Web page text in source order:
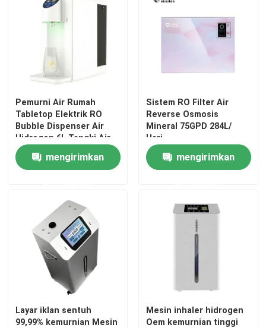
Pemurni Air Rumah
Tabletop Elektrik RO
Bubble Dispenser Air
Hidrogen 6L Tangki Air
mengirimkan
Sistem RO Filter Air
Reverse Osmosis
Mineral 75GPD 284L/
Hari
mengirimkan
Layar iklan sentuh
99,99% kemurnian Mesin
Mesin inhaler hidrogen
Oem kemurnian tinggi